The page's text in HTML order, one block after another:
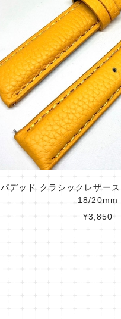
パデッド クラシックレザー
18/20mm
¥3,850